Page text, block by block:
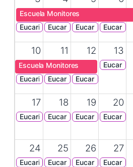
Escuela Monitores
EucaristíaEucaristíaEucaristíaEucaristía
10
Escuela Monitores
Eucaristía
11
Eucaristía
12
Eucaristía
13
Eucaristía
17
Eucaristía
18
Eucaristía
19
Eucaristía
20
Eucaristía
24
Eucaristía
25
Eucaristía
26
Eucaristía
27
Eucaristía